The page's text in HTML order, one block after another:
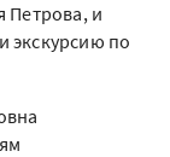
Петрова, и
экскурсию по